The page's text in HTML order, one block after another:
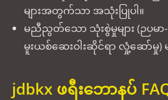
များအတွက်သာ အသုံးပြုပါ။
မညီညွတ်သော သုံးစွဲမှုများ (ဉပမ
မူးယစ်ဆေးဝါးဆိုင်ရာ လှုံ့ဆော်မှု)
jdbkx ဖရီးဘောနပ်